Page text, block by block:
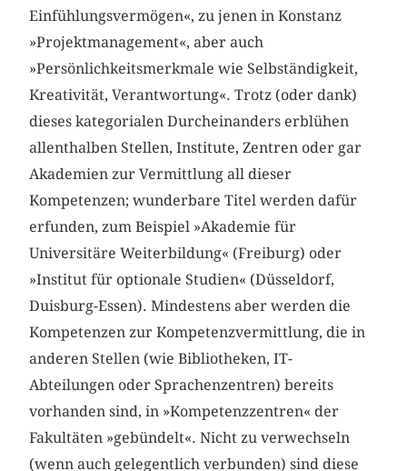
Einfühlungsvermögen«, zu jenen in Konstanz
»Projektmanagement«, aber auch
»Persönlichkeitsmerkmale wie Selbständigkeit,
Kreativität, Verantwortung«. Trotz (oder dank)
dieses kategorialen Durcheinanders erblühen
allenthalben Stellen, Institute, Zentren oder gar
Akademien zur Vermittlung all dieser
Kompetenzen; wunderbare Titel werden dafür
erfunden, zum Beispiel »Akademie für
Universitäre Weiterbildung« (Freiburg) oder
»Institut für optionale Studien« (Düsseldorf,
Duisburg-Essen). Mindestens aber werden die
Kompetenzen zur Kompetenzvermittlung, die in
anderen Stellen (wie Bibliotheken, IT-
Abteilungen oder Sprachenzentren) bereits
vorhanden sind, in »Kompetenzzentren« der
Fakultäten »gebündelt«. Nicht zu verwechseln
(wenn auch gelegentlich verbunden) sind diese